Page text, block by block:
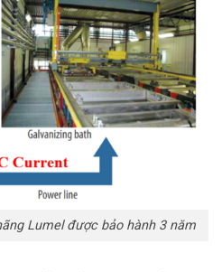
Lumel được bảo hành 3 năm